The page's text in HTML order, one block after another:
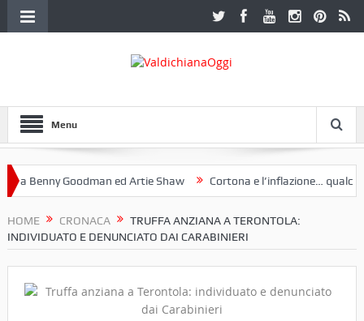
Menu
Benny Goodman ed Artie Shaw Cortona e l’inflazione… qualche
HOME CRONACA
TRUFFA ANZIANA A TERONTOLA:
INDIVIDUATO E DENUNCIATO DAI CARABINIERI